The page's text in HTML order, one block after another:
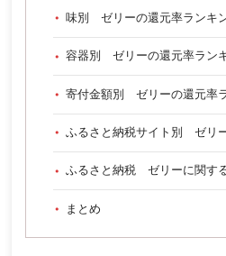
味別 ゼリーの還元率ランキ
容器別 ゼリーの還元率ラン
寄付金額別 ゼリーの還元率
ふるさと納税サイト別 ゼリ
ふるさと納税 ゼリーに関す
まとめ